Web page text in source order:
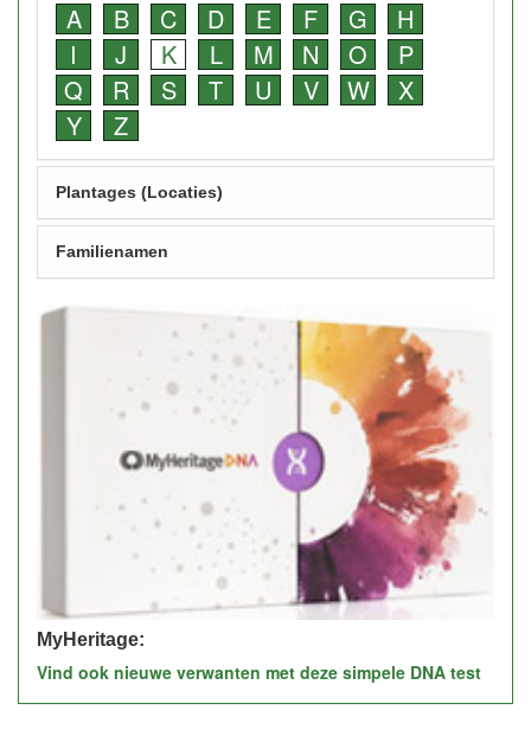
A B C D E F G
H
I
J K L M N O
P
Q
R S T U V W
X
Y
Z
Plantages (Locaties)
Familienamen
MyHeritage:
Vind ook nieuwe verwanten met deze simpele DNA test